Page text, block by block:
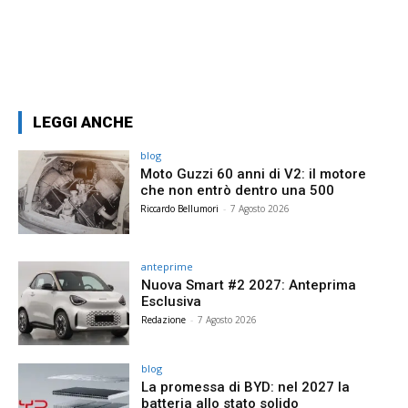
LEGGI ANCHE
blog
Moto Guzzi 60 anni di V2: il motore
che non entrò dentro una 500
Riccardo Bellumori - 7 Agosto 2026
anteprime
Nuova Smart #2 2027: Anteprima
Esclusiva
Redazione - 7 Agosto 2026
blog
La promessa di BYD: nel 2027 la
batteria allo stato solido